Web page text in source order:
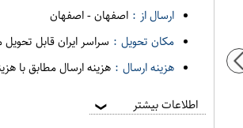
ارسال از : اصفهان-اصفهان
مکان تحویل : سراسر ایران قابل
هزینه ارسال : هزینه ارسال مطابق با
اطلاعات بیشتر ❯